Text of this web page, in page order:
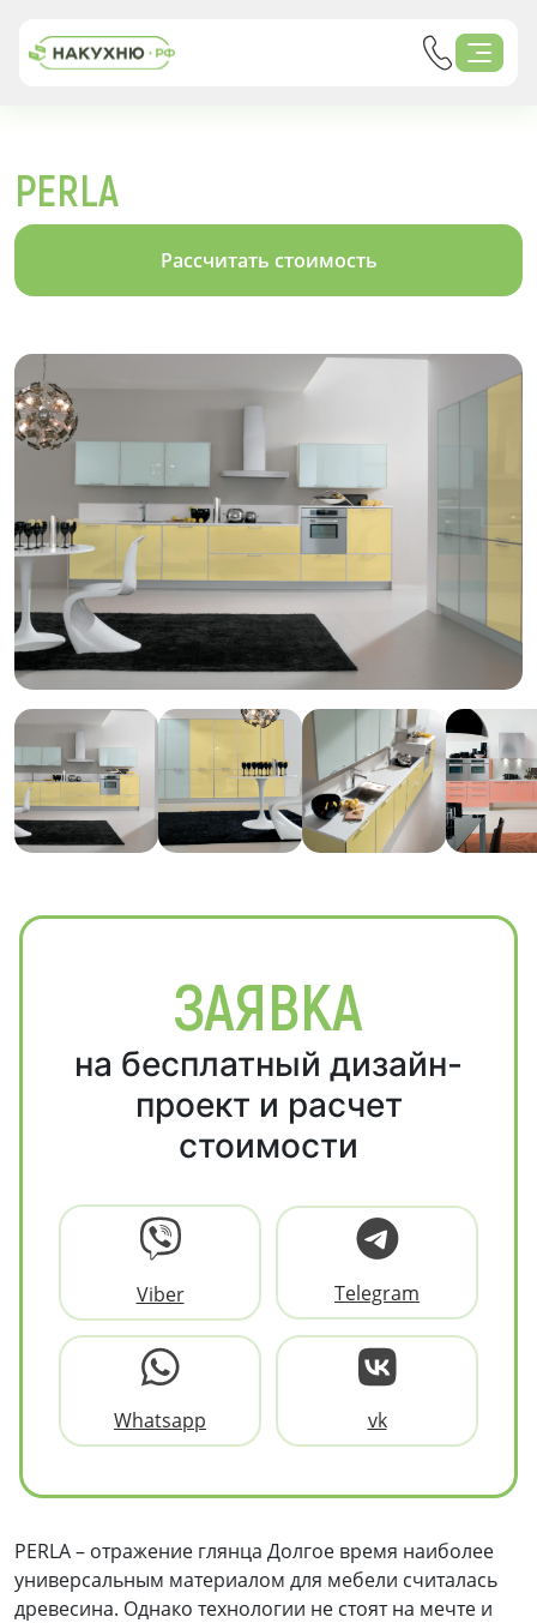
PERLA
Рассчитать стоимость
ЗАЯВКА
на бесплатный дизайн-
проект и расчет
стоимости
Viber Telegram
Whatsapp vk
PERLA – отражение глянца Долгое время наиболее
универсальным материалом для мебели считалась
древесина. Однако технологии не стоят на мечте и